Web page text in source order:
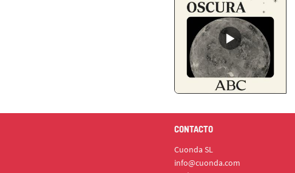
CONTACTO
Cuonda SL
info@cuonda.com